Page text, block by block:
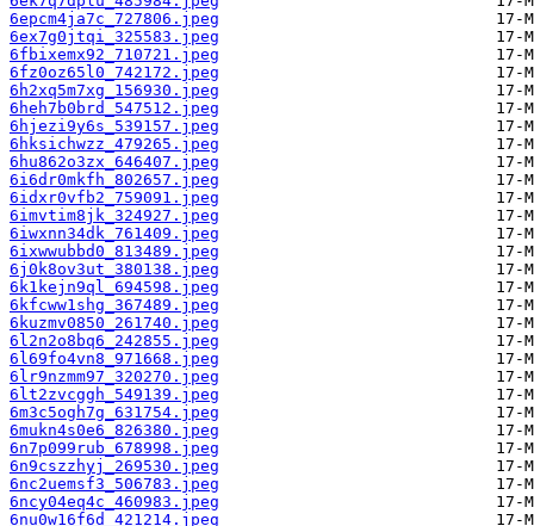
6epcm4ja7c_727806.jpeg
6ex7g0jtqi_325583.jpeg
6fbixemx92_710721.jpeg
6fz0oz65l0_742172.jpeg
6h2xq5m7xg_156930.jpeg
6heh7b0brd_547512.jpeg
6hjezi9y6s_539157.jpeg
6hksichwzz_479265.jpeg
6hu862o3zx_646407.jpeg
6i6dr0mkfh_802657.jpeg
6idxr0vfb2_759091.jpeg
6imvtim8jk_324927.jpeg
6iwxnn34dk_761409.jpeg
6ixwwubbd0_813489.jpeg
6j0k8ov3ut_380138.jpeg
6k1kejn9ql_694598.jpeg
6kfcww1shg_367489.jpeg
6kuzmv0850_261740.jpeg
6l2n2o8bq6_242855.jpeg
6l69fo4vn8_971668.jpeg
6lr9nzmm97_320270.jpeg
6lt2zvcggh_549139.jpeg
6m3c5ogh7g_631754.jpeg
6mukn4s0e6_826380.jpeg
6n7p099rub_678998.jpeg
6n9cszzhyj_269530.jpeg
6nc2uemsf3_506783.jpeg
6ncy04eq4c_460983.jpeg
6nu0w16f6d_421214.jpeg